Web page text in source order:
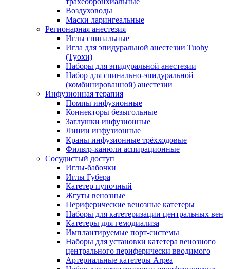
Воздуховоды
Маски ларингеальные
Регионарная анестезия
Иглы спинальные
Игла для эпидуральной анестезии Tuohy
(Туохи)
Наборы для эпидуральной анестезии
Набор для спинально-эпидуральной
(комбинированной) анестезии
Инфузионная терапия
Помпы инфузионные
Коннекторы безыгольные
Заглушки инфузионные
Линии инфузионные
Краны инфузионные трёхходовые
Фильтр-канюли аспирационные
Сосудистый доступ
Иглы-бабочки
Иглы Губера
Катетер пупочный
Жгуты венозные
Периферические венозные катетеры
Наборы для катетеризации центральных вен
Катетеры для гемодиализа
Имплантируемые порт‑системы
Наборы для установки катетера венозного
центрального периферически вводимого
Артериальные катетеры Arpea